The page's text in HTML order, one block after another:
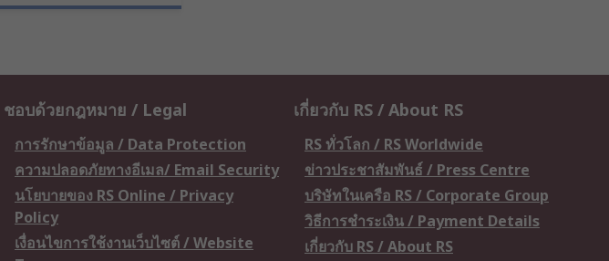
ชอบด้วยกฎหมาย / Legal
การรักษาข้อมูล / Data Protection
ความปลอดภัยทางอีเมล/ Email Security
นโยบายของ RS Online / Privacy
Policy
เงื่อนไขการใช้งานเว็บไซต์ / Website
เกี่ยวกับ RS / About RS
RS ทั่วโลก / RS Worldwide
ข่าวประชาสัมพันธ์ / Press Centre
บริษัทในเครือ RS / Corporate Group
วิธีการชำระเงิน / Payment Details
เกี่ยวกับ RS / About RS